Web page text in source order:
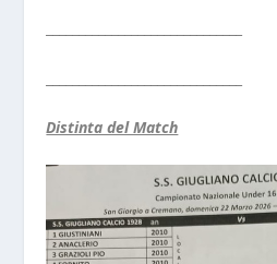
Distinta del Match